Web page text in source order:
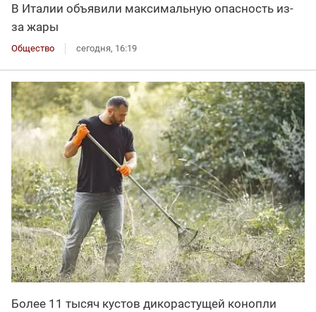
В Италии объявили максимальную опасность из-
за жары
Общество сегодня, 16:19
Более 11 тысяч кустов дикорастущей конопли